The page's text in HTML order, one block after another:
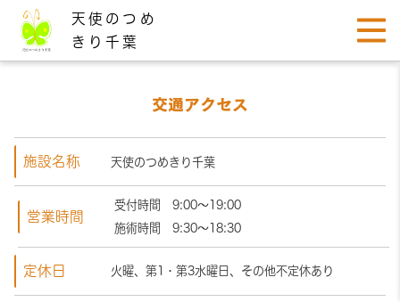
天使のつめ
きり千葉
交通アクセス
施設名称 天使のつめきり千葉
営業時間
受付時間 9:00〜19:00
施術時間 9:30〜18:30
定休日 火曜、第1・第3水曜日、その他不定休あり